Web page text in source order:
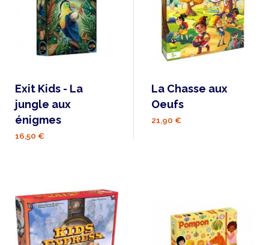
Exit Kids - La
jungle aux
énigmes
16,50 €
La Chasse aux
Oeufs
21,90 €